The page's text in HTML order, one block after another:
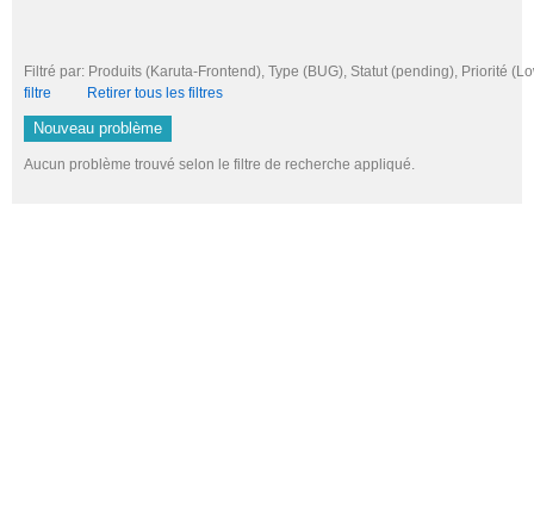
Filtré par: Produits (Karuta-Frontend), Type (BUG), Statut (pending),
filtre
Retirer tous les filtres
Nouveau problème
Aucun problème trouvé selon le filtre de recherche appliqué.